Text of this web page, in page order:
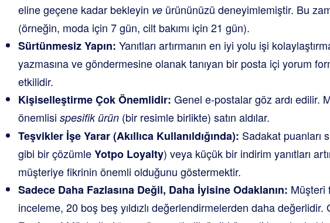
eline geçene kadar bekleyin ve ürününüzü deneyimlemiştir. Bu
(örneğin, moda için 7 gün, cilt bakımı için 21 gün).
Sürtünmesiz Yapın: Yanıtları artırmanın en iyi yolu işi
yazmasına ve göndermesine olanak tanıyan bir posta içi yorum
etkilidir.
Kişiselleştirme Çok Önemlidir: Genel e-postalar göz ardı edilir.
önemlisi spesifik ürün (bir resimle birlikte) satın aldılar.
Teşvikler İşe Yarar (Akıllıca Kullanıldığında): Sadakat puanları
gibi bir çözümleYotpo Loyalty) veya küçük bir indirim yanıtları
müşteriye fikrinin önemli olduğunu göstermektir.
Sadece Daha Fazlasına Değil, Daha İyisine Odaklanın: Müşteri
inceleme, 20 boş beş yıldızlı değerlendirmelerden daha değerlidir.